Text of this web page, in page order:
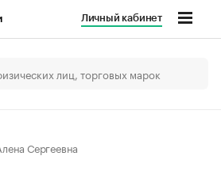
Личный кабинет
Сергеевна